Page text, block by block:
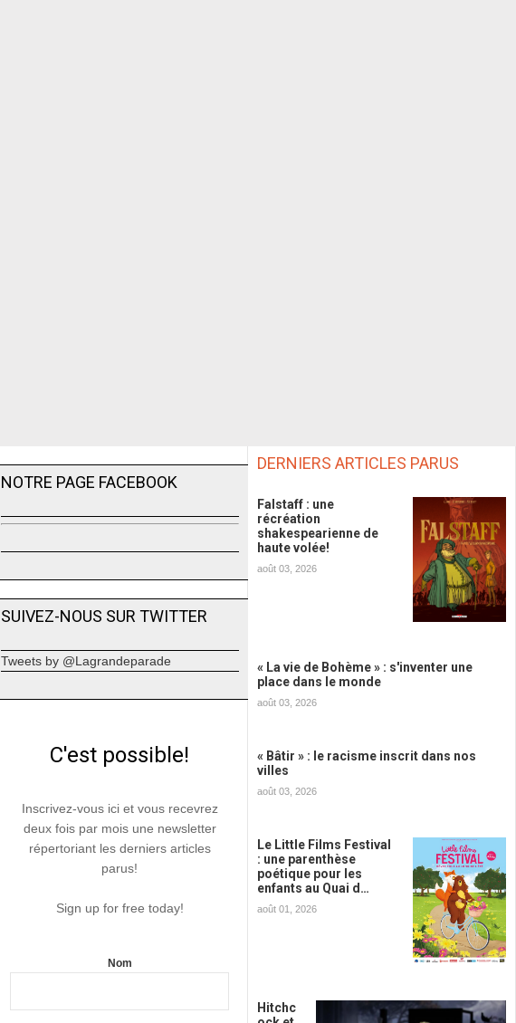
NOTRE PAGE FACEBOOK
SUIVEZ-NOUS SUR TWITTER
Tweets by @Lagrandeparade
C'est possible!
Inscrivez-vous ici et vous recevrez
deux fois par mois une newsletter
répertoriant les derniers articles
parus!
Sign up for free today!
Nom
DERNIERS ARTICLES PARUS
Falstaff : une
récréation
shakespearienne de
haute volée!
août 03, 2026
« La vie de Bohème » : s'inventer une
place dans le monde
août 03, 2026
« Bâtir » : le racisme inscrit dans nos
villes
août 03, 2026
Le Little Films Festival
: une parenthèse
poétique pour les
enfants au Quai d…
août 01, 2026
Hitchc